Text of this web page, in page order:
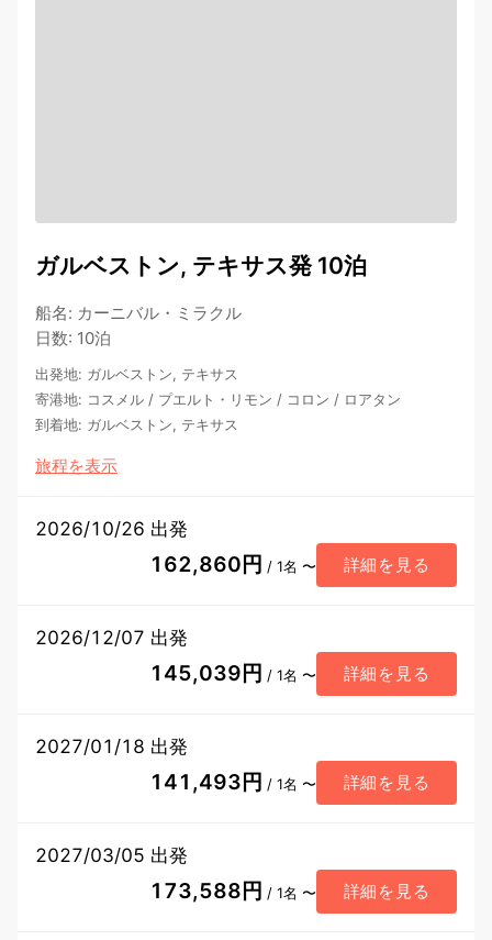
ガルベストン, テキサス発 10泊
船名: カーニバル・ミラクル
日数: 10泊
出発地: ガルベストン, テキサス
寄港地: コスメル / プエルト・リモン / コロン / ロアタン
到着地: ガルベストン, テキサス
旅程を表示
2026/10/26 出発
162,860円 / 1名 〜 詳細を見る
2026/12/07 出発
145,039円 / 1名 〜 詳細を見る
2027/01/18 出発
141,493円 / 1名 〜 詳細を見る
2027/03/05 出発
173,588円 / 1名 〜 詳細を見る